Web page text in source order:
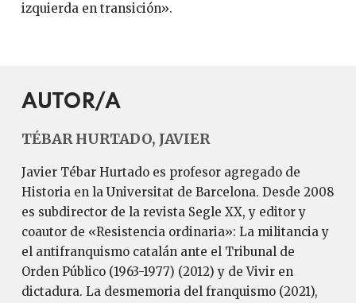
izquierda en transición».
AUTOR/A
TÉBAR HURTADO, JAVIER
Javier Tébar Hurtado es profesor agregado de
Historia en la Universitat de Barcelona. Desde 2008
es subdirector de la revista Segle XX, y editor y
coautor de «Resistencia ordinaria»: La militancia y
el antifranquismo catalán ante el Tribunal de
Orden Público (1963-1977) (2012) y de Vivir en
dictadura. La desmemoria del franquismo (2021),